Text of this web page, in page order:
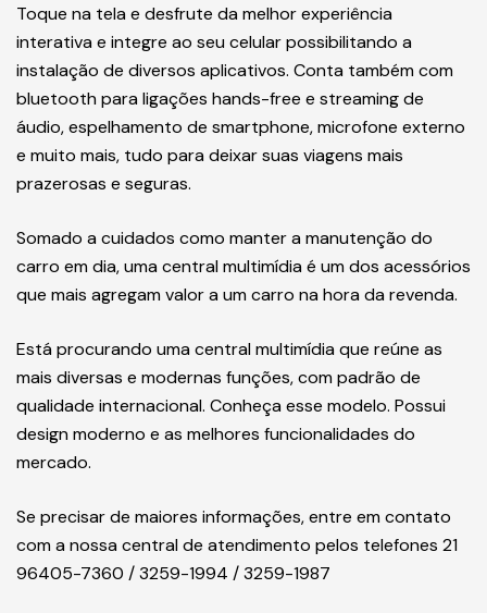
Toque na tela e desfrute da melhor experiência
interativa e integre ao seu celular possibilitando a
instalação de diversos aplicativos. Conta também com
bluetooth para ligações hands-free e streaming de
áudio, espelhamento de smartphone, microfone externo
e muito mais, tudo para deixar suas viagens mais
prazerosas e seguras.
Somado a cuidados como manter a manutenção do
carro em dia, uma central multimídia é um dos acessórios
que mais agregam valor a um carro na hora da revenda.
Está procurando uma central multimídia que reúne as
mais diversas e modernas funções, com padrão de
qualidade internacional. Conheça esse modelo. Possui
design moderno e as melhores funcionalidades do
mercado.
Se precisar de maiores informações, entre em contato
com a nossa central de atendimento pelos telefones 21
96405-7360 / 3259-1994 / 3259-1987